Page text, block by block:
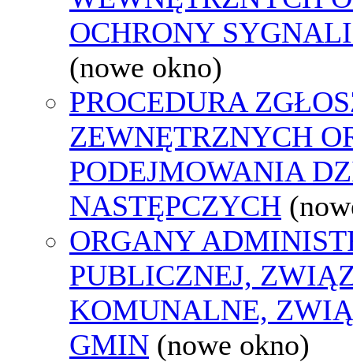
OCHRONY
(nowe okno)
PROCEDURA
ZEWNĘTRZNYCH
PODEJMOWANIA
NASTĘPCZYCH
ORGANY
PUBLICZNEJ,
KOMUNALNE,
GMIN (nowe okno)